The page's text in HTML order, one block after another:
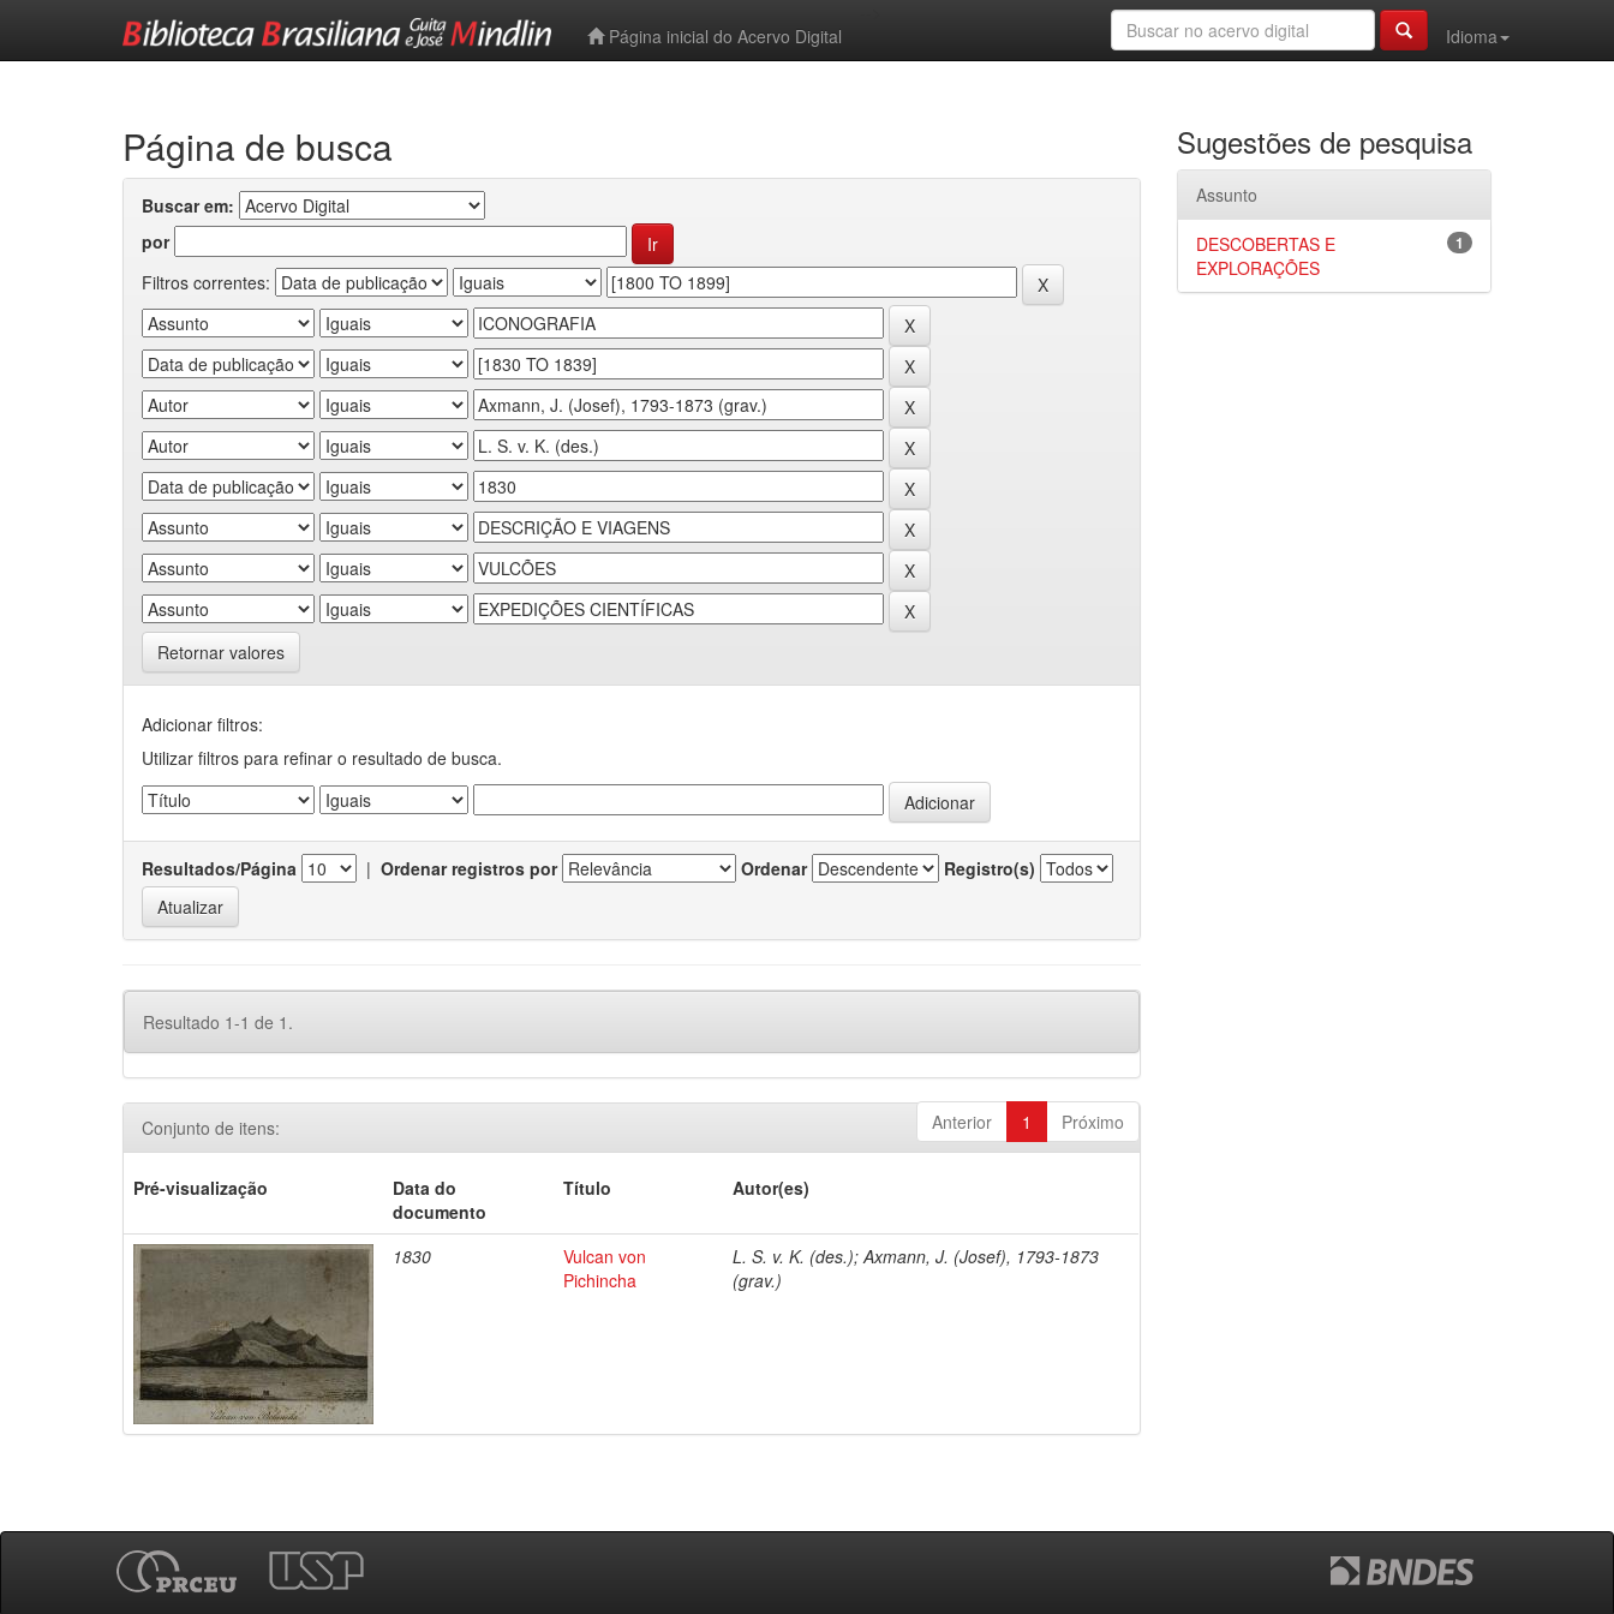
Página inicial do Acervo Digital
Idioma
Página de busca
Buscar em:
por
Filtros correntes:
Retornar valores
Adicionar filtros:
Utilizar filtros para refinar o resultado de busca.
Resultados/Página | Ordenar registros por Ordenar Registro(s)
Resultado 1-1 de 1.
Anterior 1 Próximo
Conjunto de itens:
Pré-visualização
Data do
documento
Título Autor(es)
1830
Vulcan von
Pichincha
L. S. v. K. (des.); Axmann, J. (Josef), 1793-1873
(grav.)
Sugestões de pesquisa
Assunto
1
DESCOBERTAS E
EXPLORAÇÕES